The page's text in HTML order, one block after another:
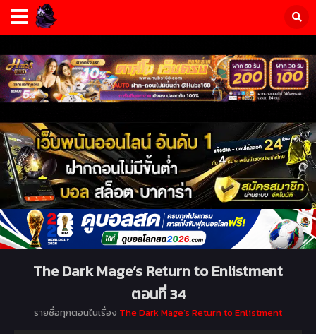
The Dark Mage’s Return to Enlistment
ตอนที่ 34
รายชื่อทุกตอนในเรื่อง The Dark Mage’s Return to Enlistment